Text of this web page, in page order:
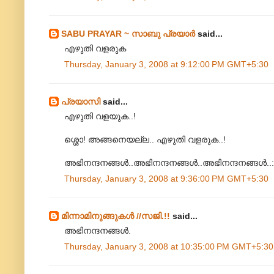
SABU PRAYAR ~ സാബു പ്രയാര്‍said...
എഴുതി വളരുക
Thursday, January 3, 2008 at 9:12:00 PM GMT+5:30
പ്രയാസിsaid...
എഴുതി വളയുക..!
ശ്ശൊ! അങ്ങനെയല്ല.. എഴുതി വളരുക..!
Thursday, January 3, 2008 at 9:36:00 PM GMT+5:30
മിന്നാമിനുങ്ങുകള്‍ //സജി.!! said...
അഭിനന്ദനങ്ങള്‍.
Thursday, January 3, 2008 at 10:35:00 PM GMT+5:30